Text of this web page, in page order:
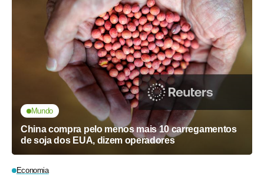
Mundo
China compra pelo menos mais 10 carregamentos
de soja dos EUA, dizem operadores
Economia